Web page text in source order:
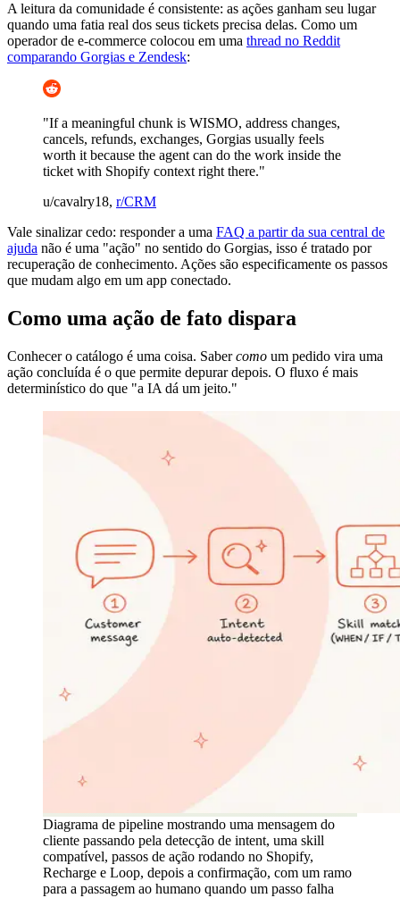
A leitura da comunidade é consistente: as ações ganham seu lugar
quando uma fatia real dos seus tickets precisa delas. Como um
operador de e-commerce colocou em uma thread no Reddit
comparando Gorgias e Zendesk:
"If a meaningful chunk is WISMO, address changes,
cancels, refunds, exchanges, Gorgias usually feels
worth it because the agent can do the work inside the
ticket with Shopify context right there."
u/cavalry18, r/CRM
Vale sinalizar cedo: responder a uma FAQ a partir da sua central de
ajuda não é uma "ação" no sentido do Gorgias, isso é tratado por
recuperação de conhecimento. Ações são especificamente os passos
que mudam algo em um app conectado.
Como uma ação de fato dispara
Conhecer o catálogo é uma coisa. Sabercomo um pedido vira uma
ação concluída é o que permite depurar depois. O fluxo é mais
determinístico do que "a IA dá um jeito."
Diagrama de pipeline mostrando uma mensagem do
cliente passando pela detecção de intent, uma skill
compatível, passos de ação rodando no Shopify,
Recharge e Loop, depois a confirmação, com um ramo
para a passagem ao humano quando um passo falha